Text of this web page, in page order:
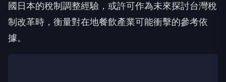
國日本的稅制調整經驗，或許可作為未來探討台灣稅
制改革時，衡量對在地餐飲產業可能衝擊的參考依
據。